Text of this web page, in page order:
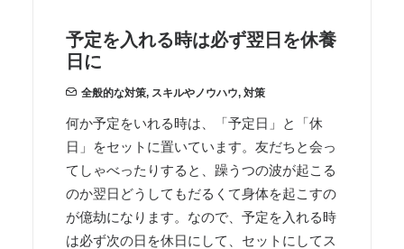
予定を入れる時は必ず翌日を休養
日に
全般的な対策, スキルやノウハウ, 対策
何か予定をいれる時は、「予定日」と「休
日」をセットに置いています。友だちと会っ
てしゃべったりすると、躁うつの波が起こる
のか翌日どうしてもだるくて身体を起こすの
が億劫になります。なので、予定を入れる時
は必ず次の日を休日にして、セットにしてス